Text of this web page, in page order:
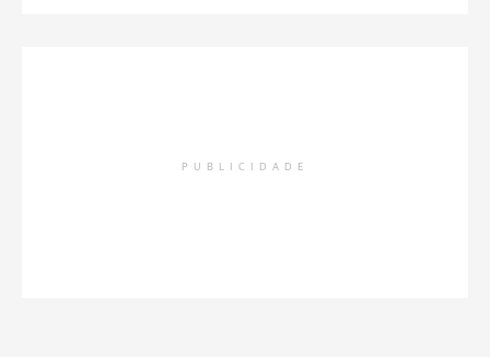
PUBLICIDADE